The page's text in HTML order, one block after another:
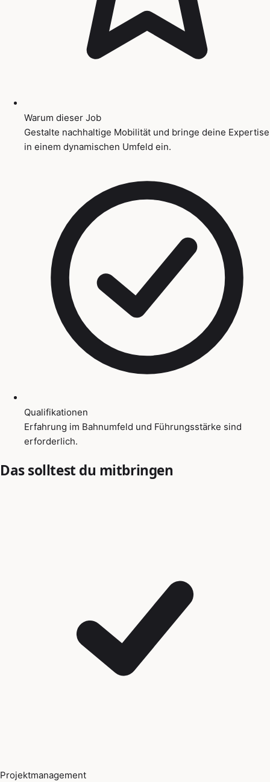
Warum dieser Job
Gestalte nachhaltige Mobilität und bringe deine Expertise
in einem dynamischen Umfeld ein.
Qualifikationen
Erfahrung im Bahnumfeld und Führungsstärke sind
erforderlich.
Das solltest du mitbringen
Projektmanagement